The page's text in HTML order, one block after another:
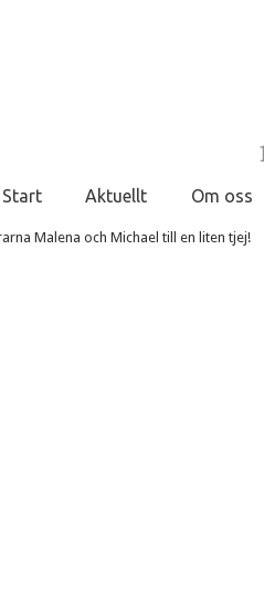
Start Aktuellt Om oss
Malena och Michael till en liten tjej!